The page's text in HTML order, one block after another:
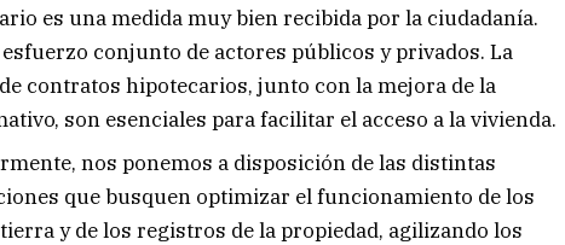
es una medida muy bien recibida por la ciudadanía.
conjunto de actores públicos y privados. La
contratos hipotecarios, junto con la mejora de la
son esenciales para facilitar el acceso a la vivienda.
nos ponemos a disposición de las distintas
que busquen optimizar el funcionamiento de los
y de los registros de la propiedad, agilizando los